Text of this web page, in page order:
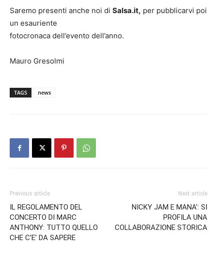
Saremo presenti anche noi di Salsa.it, per pubblicarvi poi
un esauriente
fotocronaca dell’evento dell’anno.
Mauro Gresolmi
TAGS news
Previous article
IL REGOLAMENTO DEL
CONCERTO DI MARC
ANTHONY: TUTTO QUELLO
CHE C’E’ DA SAPERE
Next article
NICKY JAM E MANA’: SI
PROFILA UNA
COLLABORAZIONE STORICA